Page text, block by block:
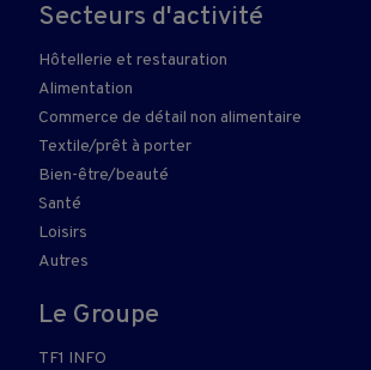
Secteurs d'activité
Hôtellerie et restauration
Alimentation
Commerce de détail non alimentaire
Textile/prêt à porter
Bien-être/beauté
Santé
Loisirs
Autres
Le Groupe
TF1 INFO